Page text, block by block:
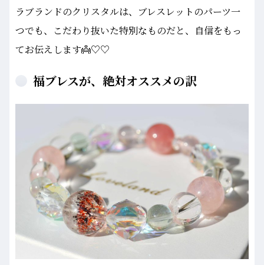
ラブランドのクリスタルは、ブレスレットのパーツ一
つでも、こだわり抜いた特別なものだと、自信をもっ
てお伝えします👼♡♡
福ブレスが、絶対オススメの訳